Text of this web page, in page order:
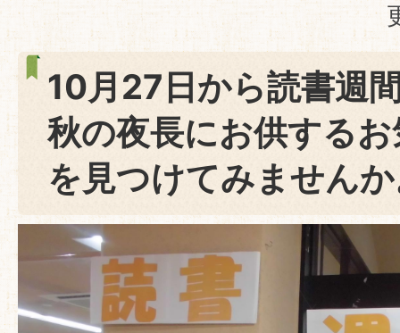
10月27日から読書週
秋の夜長にお供する
を見つけてみません